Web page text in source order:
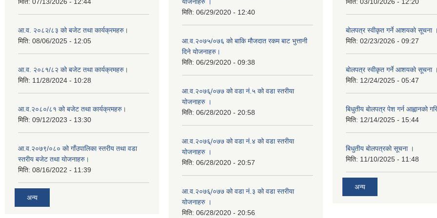
आ.व. २०८२/८३ को बजेट तथा कार्यक्रमहरु।
मिति: 08/06/2025 - 12:05
आ.व. २०८१/८२ को बजेट तथा कार्यक्रमहरु।
मिति: 11/28/2024 - 10:28
आ.व.२०८०/८१ को बजेट तथा कार्यक्रमहरु।
मिति: 09/12/2023 - 13:30
आ.व.२०७९/०८० को गाँउपालिका स्तरीय तथा वडा
स्तरीय बजेट तथा योजनाहरु।
मिति: 08/16/2022 - 11:39
अन्य
मिति: 06/29/2020 - 12:40
आ.व.२०७५/०७६ को बाकि मौजदात रकम बाट भुत्तानी
दिने योजनाहरु।
मिति: 06/29/2020 - 09:38
आ.व.२०७६्/०७७ को वडा नं.५ को वडा स्तरीया
योजनाहरु ।
मिति: 06/28/2020 - 20:58
आ.व.२०७६्/०७७ को वडा नं.४ को वडा स्तरीया
योजनाहरु ।
मिति: 06/28/2020 - 20:57
आ.व.२०७६्/०७७ को वडा नं.३ को वडा स्तरीया
योजनाहरु ।
मिति: 06/28/2020 - 20:56
बाेलपत्र स्वीकृत गर्ने आशयकाे सूचना ।
मिति: 02/23/2026 - 09:27
बाेलपत्र स्वीकृत गर्ने आशयकाे सूचना ।
मिति: 12/24/2025 - 05:47
बिधुतीय बाेलपत्र पेश गर्न आह्वानको
मिति: 12/14/2025 - 15:44
बिधुतीय बाेलपत्रकाे सूचना ।
मिति: 11/10/2025 - 11:48
अन्य